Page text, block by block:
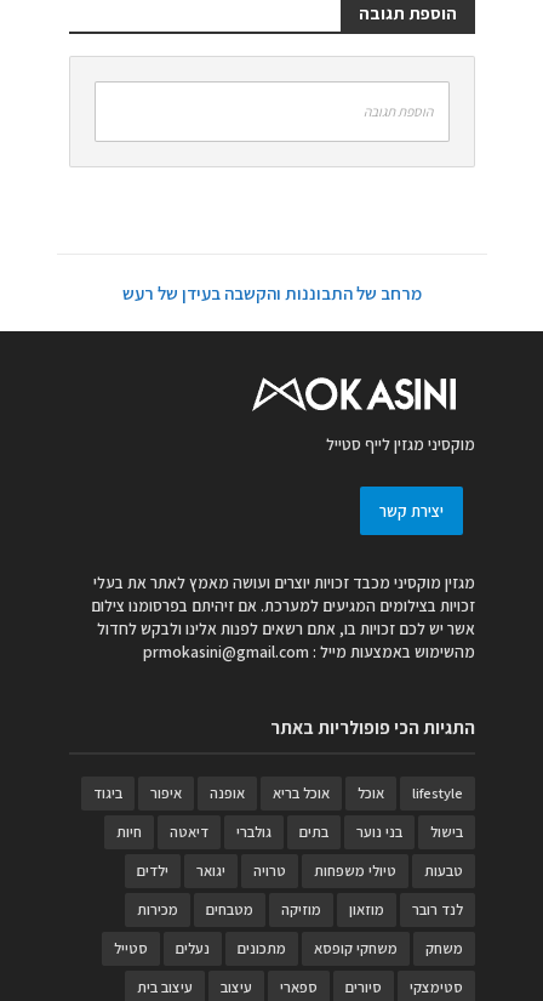
הוספת תגובה
הוספת תגובה
מרחב של התבוננות והקשבה בעידן של רעש
מוקסיני מגזין לייף סטייל
יצירת קשר
מגזין מוקסיני מכבד זכויות יוצרים ועושה מאמץ לאתר את בעלי
זכויות בצילומים המגיעים למערכת. אם זיהיתם בפרסומנו צילום
אשר יש לכם זכויות בו, אתם רשאים לפנות אלינו ולבקש לחדול
מהשימוש באמצעות מייל : prmokasini@gmail.com
התגיות הכי פופולריות באתר
lifestyle אוכל אוכל בריא אופנה איפור
ביגוד
בישול
בני נוער בתים גולברי דיאטה
חיות
טבעות
טיולי משפחות טרויה יגואר
ילדים
לנד רובר
מוזאון מוזיקה מטבחים
מכירות
משחק
משחקי קופסא מתכונים נעלים
סטייל
סטימצקי
סיורים ספארי עיצוב עיצוב בית